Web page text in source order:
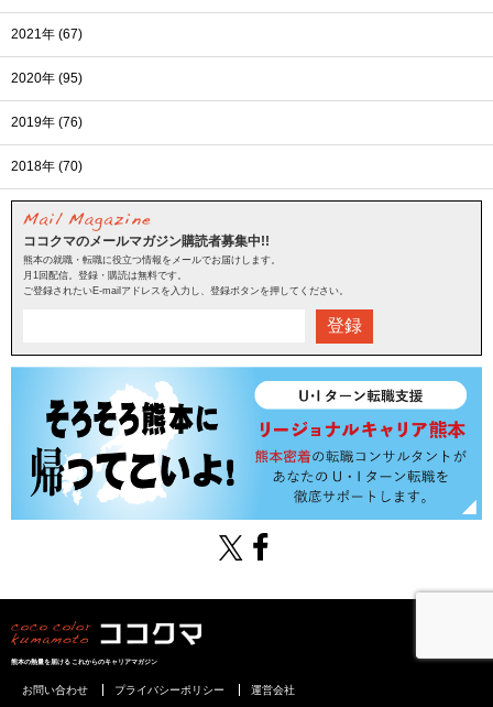
2021年 (67)
2020年 (95)
2019年 (76)
2018年 (70)
ココクマのメールマガジン購読者募集中!!
熊本の就職・転職に役立つ情報をメールでお届けします。
月1回配信。登録・購読は無料です。
ご登録されたいE-mailアドレスを入力し、登録ボタンを押してください。
登録
熊本の熱量を届けるこれからのキャリアマガジン
お問い合わせ プライバシーポリシー 運営会社